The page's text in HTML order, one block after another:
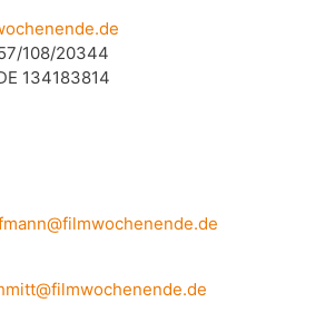
108/20344
134183814